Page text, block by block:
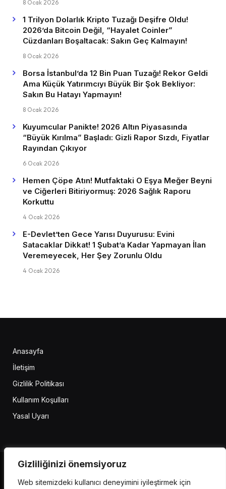
Gizliliğinizi önemsiyoruz
Web sitemizdeki kullanıcı deneyimini iyileştirmek için
8 Ocak 2026
1 Trilyon Dolarlık Kripto Tuzağı Deşifre Oldu!
2026’da Bitcoin Değil, “Hayalet Coinler”
Cüzdanları Boşaltacak: Sakın Geç Kalmayın!
8 Ocak 2026
Borsa İstanbul’da 12 Bin Puan Tuzağı! Rekor Geldi
Ama Küçük Yatırımcıyı Büyük Bir Şok Bekliyor:
Sakın Bu Hatayı Yapmayın!
8 Ocak 2026
Kuyumcular Panikte! 2026 Altın Piyasasında
“Büyük Kırılma” Başladı: Gizli Rapor Sızdı, Fiyatlar
Rayından Çıkıyor
6 Ocak 2026
Hemen Çöpe Atın! Mutfaktaki O Eşya Meğer Beyni
ve Ciğerleri Bitiriyormuş: 2026 Sağlık Raporu
Korkuttu
4 Ocak 2026
E-Devlet’ten Gece Yarısı Duyurusu: Evini
Satacaklar Dikkat! 1 Şubat’a Kadar Yapmayan İlan
Veremeyecek, Her Şey Zorunlu Oldu
4 Ocak 2026
Anasayfa
İletişim
Gizlilik Politikası
Kullanım Koşulları
Yasal Uyarı